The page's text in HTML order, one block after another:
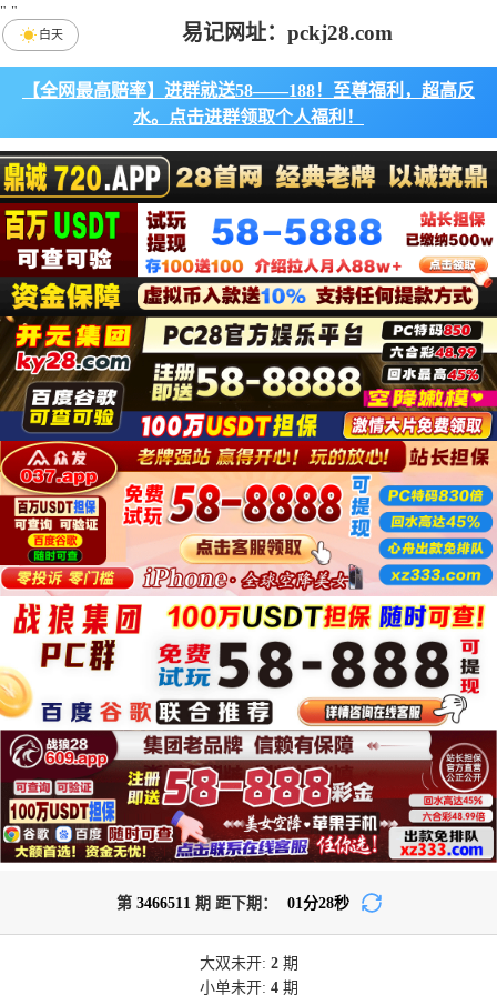
易记网址：pckj28.com
白天
第 3466511期 距下期： 01分28秒
大双未开: 2期
小单未开: 4期
" "